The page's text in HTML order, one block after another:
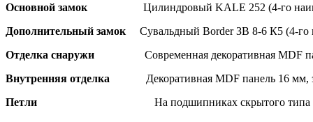
Основной замок Цилиндровый KALE 252 (4-го
Дополнительный замок Сувальдный Border ЗВ 8-6 К5 (4-го
Отделка снаружи Современная декоративная MDF
Внутренняя отделка Декоративная MDF панель 16 мм,
Петли На подшипниках скрытого типа